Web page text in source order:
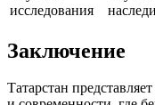
исследования
Заключение
Татарстан